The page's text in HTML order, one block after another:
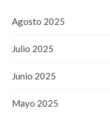
Agosto 2025
Julio 2025
Junio 2025
Mayo 2025